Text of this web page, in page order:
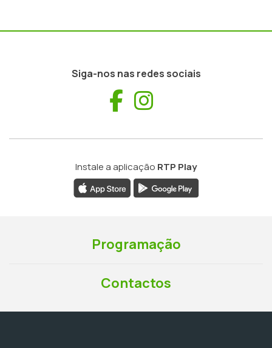
Siga-nos nas redes sociais
Facebook
Instale a aplicação RTP Play
Programação
Contactos